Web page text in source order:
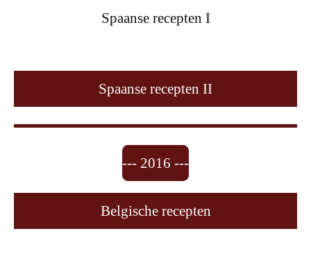
Spaanse recepten I
Spaanse recepten II
--- 2016 ---
Belgische recepten